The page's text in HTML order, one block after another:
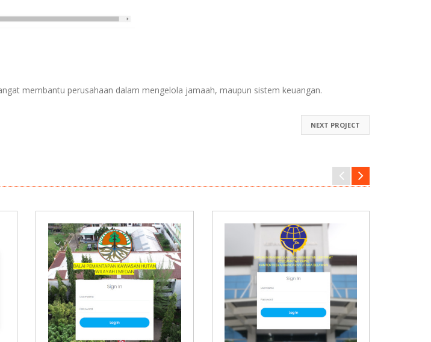
membantu perusahaan dalam mengelola jamaah, maupun sistem keuangan.
NEXT PROJECT